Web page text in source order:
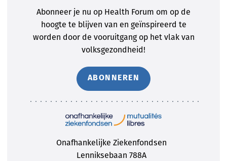
Abonneer je nu op Health Forum om op de
hoogte te blijven van en geïnspireerd te
worden door de vooruitgang op het vlak van
volksgezondheid!
ABONNEREN
Onafhankelijke Ziekenfondsen
Lenniksebaan 788A